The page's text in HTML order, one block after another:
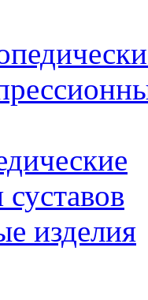
изделия